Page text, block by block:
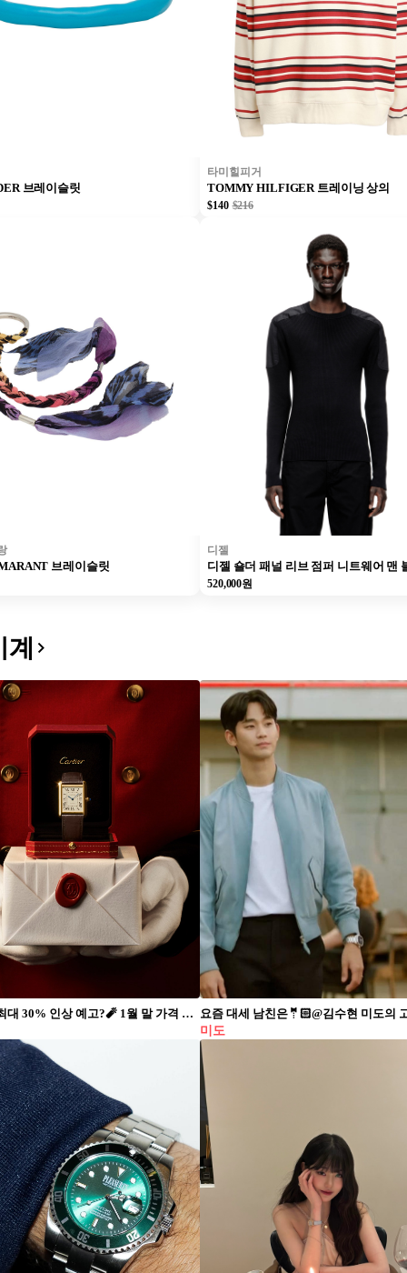
브레이슬릿
타미힐피거
TOMMY HILFIGER 트레이닝 상의
$140 $216
브레이슬릿
디젤
디젤 숄더 패널 리브 점퍼 니트웨어 맨
520,000원
계
까르띠에 최대 30% 인상 예고?🧨 1월 말 가격 조정 가능성 주목🤫이번 주말이 마지막 기회라니… 최근 까르띠에 가격 인상 가능성이 제기되며 명품 시장의 관심이 집중되고 있습니다. 업계에 따르면 까르띠에는 1월 일본에서 먼저 가격을 인상했으며, 국내 역시 이달 말 가격 조정이 유력하게 거론되고 있습니다. 인상 폭은 제품군에 따라 최대 30%까지 예상되고 있습니다. 까르띠에는 금값 상승과 환율 변동 등 글로벌 명품 시장 흐름에 맞춰 가격 조정을 반복해 왔습니다. 소비자들 사이에서는 인상 전 구매를 고민하는 분위기가 확산되고 있으며, 향후 행보에 이목이 쏠립니다.
미도